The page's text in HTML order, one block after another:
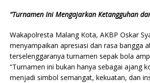
“Turnamen Ini Mengajarkan Ketangguhan
Wakapolresta Malang Kota, AKBP Oskar
menyampaikan apresiasi dan rasa bangga
terselenggaranya turnamen sepak bola
“Turnamen ini bukan hanya sebagai ajang
menjadi simbol semangat, kekuatan, dan